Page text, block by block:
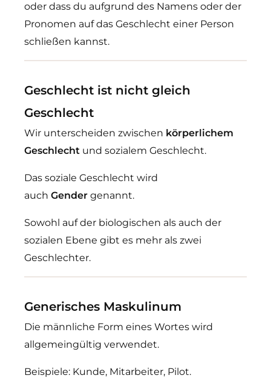
oder dass du aufgrund des Namens oder der
Pronomen auf das Geschlecht einer Person
schließen kannst.
Geschlecht ist nicht gleich
Geschlecht
Wir unterscheiden zwischen körperlichem
Geschlecht und sozialem Geschlecht.
Das soziale Geschlecht wird
auch Gender genannt.
Sowohl auf der biologischen als auch der
sozialen Ebene gibt es mehr als zwei
Geschlechter.
Generisches Maskulinum
Die männliche Form eines Wortes wird
allgemeingültig verwendet.
Beispiele: Kunde, Mitarbeiter, Pilot.